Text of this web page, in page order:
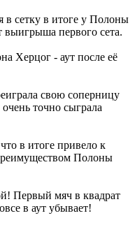
сетку в итоге у Полоны
первого сета.
Херцог - аут после её
свою соперницу
точно сыграла
в итоге привело к
Полоны
Первый мяч в квадрат
в аут убывает!